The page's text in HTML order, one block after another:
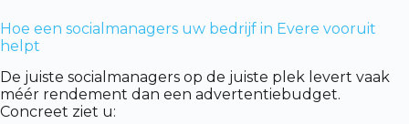
Hoe een socialmanagers uw bedrijf in Evere vooruit
helpt
De juiste socialmanagers op de juiste plek levert vaak
méér rendement dan een advertentiebudget.
Concreet ziet u: